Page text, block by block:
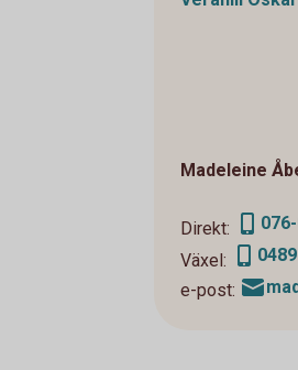
Madeleine
Direkt:
Växel:
e-post: